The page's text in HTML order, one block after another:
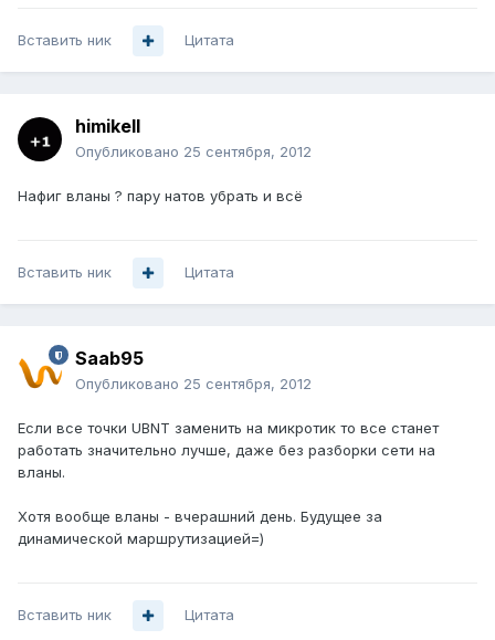
Вставить ник Цитата
himikell
Опубликовано 25 сентября, 2012
Нафиг вланы ? пару натов убрать и всё
Вставить ник Цитата
Saab95
Опубликовано 25 сентября, 2012
Если все точки UBNT заменить на микротик то все станет
работать значительно лучше, даже без разборки сети на
вланы.
Хотя вообще вланы - вчерашний день. Будущее за
динамической маршрутизацией=)
Вставить ник Цитата